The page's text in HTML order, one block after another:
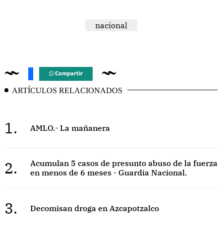
nacional
Compartir
ARTÍCULOS RELACIONADOS
1. AMLO.- La mañanera
2.
Acumulan 5 casos de presunto abuso de la fuerza
en menos de 6 meses - Guardia Nacional.
3. Decomisan droga en Azcapotzalco